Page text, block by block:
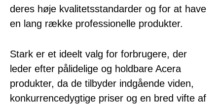
deres høje kvalitetsstandarder og for at have
en lang række professionelle produkter.
Stark er et ideelt valg for forbrugere, der
leder efter pålidelige og holdbare Acera
produkter, da de tilbyder indgående viden,
konkurrencedygtige priser og en bred vifte af